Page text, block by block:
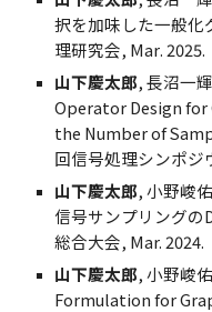
択を加味した一般化
理研究会, Mar. 2025.
山下慶太郎, 長沼一
Operator Design
the Number of
回信号処理シンポジ
山下慶太郎, 小野峻
信号サンプリングの
総合大会, Mar. 2024.
山下慶太郎, 小野峻
Formulation for